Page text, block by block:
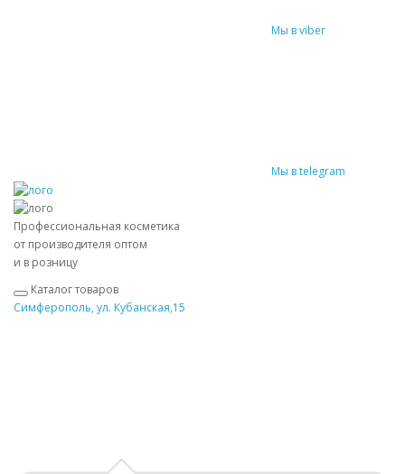
Мы в viber
Мы в telegram
Профессиональная косметика
от производителя оптом
и в розницу
Каталог товаров
Симферополь, ул. Кубанская,15